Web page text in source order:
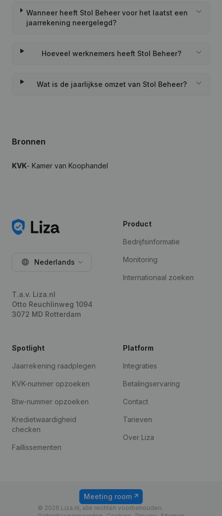
Wanneer heeft Stol Beheer voor het laatst een
jaarrekening neergelegd?
Hoeveel werknemers heeft Stol Beheer?
Wat is de jaarlijkse omzet van Stol Beheer?
Bronnen
KVK- Kamer van Koophandel
Nederlands
T.a.v. Liza.nl
Otto Reuchlinweg 1094
3072 MD Rotterdam
Product
Bedrijfsinformatie
Monitoring
Internationaal zoeken
Spotlight
Jaarrekening raadplegen
KVK-nummer opzoeken
Btw-nummer opzoeken
Kredietwaardigheid
checken
Faillissementen
Platform
Integraties
Betalingservaring
Contact
Tarieven
Over Liza
© 2026 Liza.nl, alle rechten voorbehouden.
Meeting room